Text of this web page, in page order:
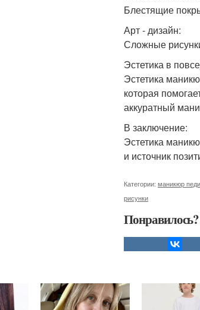
Блестящие
Арт - дизайн:
Сложные
Эстетика в
Эстетика
которая
аккуратный
В заключение:
Эстетика
и источник
Категории: маникюр
рисунки